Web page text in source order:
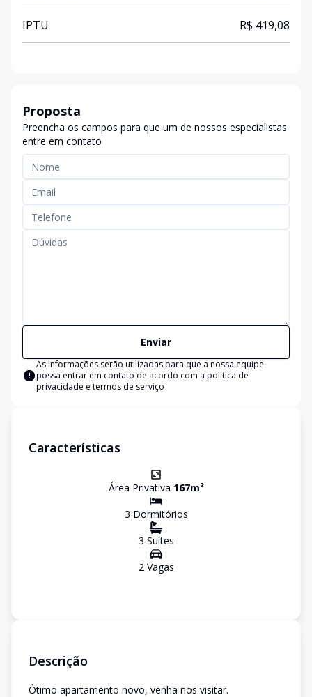
IPTU R$ 419,08
Proposta
Preencha os campos para que um de nossos especialistas
entre em contato
Enviar
As informações serão utilizadas para que a nossa equipe
possa entrar em contato de acordo com a política de
privacidade e termos de serviço
Características
Área Privativa 167m²
3 Dormitórios
3 Suítes
2Vagas
Descrição
Ótimo apartamento novo, venha nos visitar.